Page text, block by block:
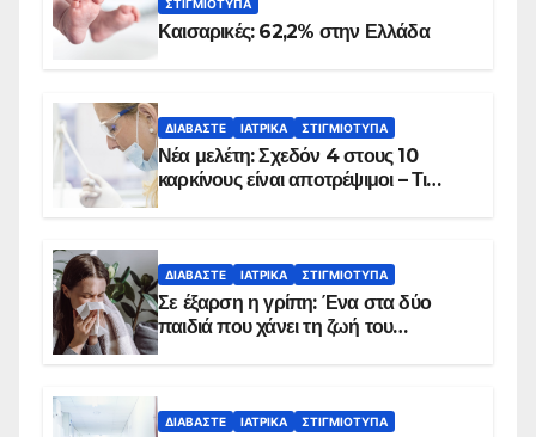
ΣΤΙΓΜΙΌΤΥΠΑ
Καισαρικές: 62,2% στην Ελλάδα
ΔΙΑΒΆΣΤΕ ΙΑΤΡΙΚΆ ΣΤΙΓΜΙΌΤΥΠΑ
Νέα μελέτη: Σχεδόν 4 στους 10
καρκίνους είναι αποτρέψιμοι – Τι
ΔΙΑΒΆΣΤΕ ΙΑΤΡΙΚΆ ΣΤΙΓΜΙΌΤΥΠΑ
Σε έξαρση η γρίπη: Ένα στα δύο
παιδιά που χάνει τη ζωή του
ΔΙΑΒΆΣΤΕ ΙΑΤΡΙΚΆ ΣΤΙΓΜΙΌΤΥΠΑ